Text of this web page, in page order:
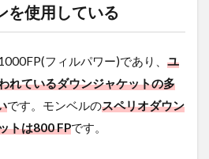
を使用している
フィルパワー)であり、 ユ
れているダウンジャケットの多
です。モンベルのスペリオダウン
トは800 FPです。